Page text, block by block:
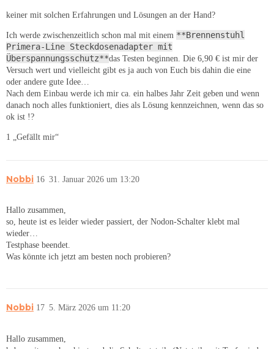
keiner mit solchen Erfahrungen und Lösungen an der Hand?
Ich werde zwischenzeitlich schon mal mit einem **Brennenstuhl
Primera-Line Steckdosenadapter mit
Überspannungsschutz**das Testen beginnen. Die 6,90 € ist mir der
Versuch wert und vielleicht gibt es ja auch von Euch bis dahin die eine
oder andere gute Idee…
Nach dem Einbau werde ich mir ca. ein halbes Jahr Zeit geben und wenn
danach noch alles funktioniert, dies als Lösung kennzeichnen, wenn das so
ok ist !?
1 „Gefällt mir“
Nobbi 31. Januar 2026 um 13:20
16
Hallo zusammen,
so, heute ist es leider wieder passiert, der Nodon-Schalter klebt mal
wieder…
Testphase beendet.
Was könnte ich jetzt am besten noch probieren?
Nobbi 5. März 2026 um 11:20
17
Hallo zusammen,